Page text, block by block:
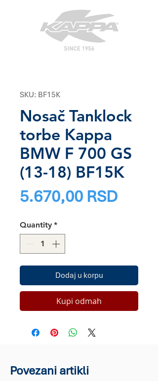
SKU: BF15K
Nosač Tanklock
torbe Kappa
BMW F 700 GS
(13-18) BF15K
5.670,00 RSDPrice
Quantity *
Dodaj u korpu
Kupi odmah
Povezani artikli